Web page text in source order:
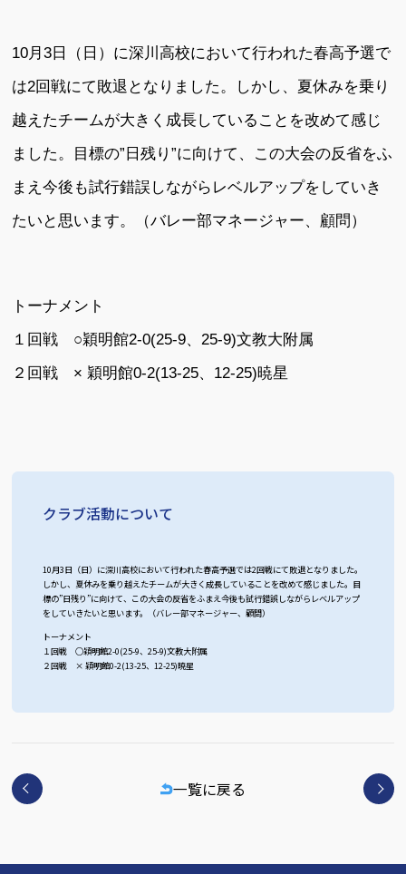
10月3日（日）に深川高校において行われた春高予選で
は2回戦にて敗退となりました。しかし、夏休みを乗り
越えたチームが大きく成長していることを改めて感じ
ました。目標の”日残り”に向けて、この大会の反省をふ
まえ今後も試行錯誤しながらレベルアップをしていき
たいと思います。（バレー部マネージャー、顧問）
トーナメント
１回戦 ○穎明館2-0(25-9、25-9)文教大附属
２回戦 × 穎明館0-2(13-25、12-25)暁星
クラブ活動について
10月3日（日）に深川高校において行われた春高予選では2回戦にて敗退となりました。
しかし、夏休みを乗り越えたチームが大きく成長していることを改めて感じました。目
標の”日残り”に向けて、この大会の反省をふまえ今後も試行錯誤しながらレベルアップ
をしていきたいと思います。（バレー部マネージャー、顧問）
トーナメント
１回戦 ○穎明館2-0(25-9、25-9)文教大附属
２回戦 × 穎明館0-2(13-25、12-25)暁星
一覧に戻る